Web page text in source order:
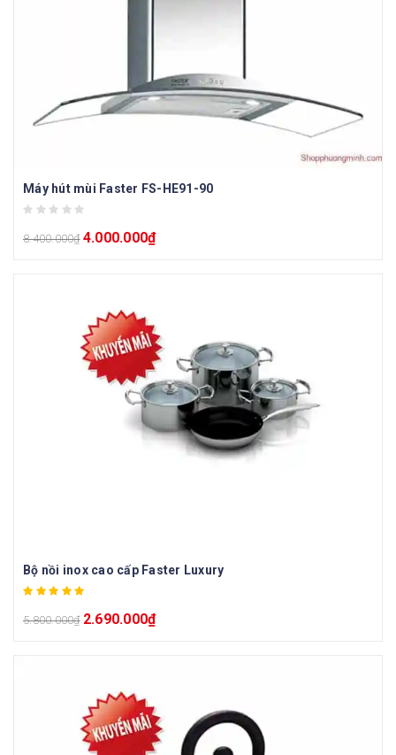
Máy hút mùi Faster FS-HE91-90
8.400.000₫ 4.000.000₫
Bộ nồi inox cao cấp Faster Luxury
5.800.000₫ 2.690.000₫